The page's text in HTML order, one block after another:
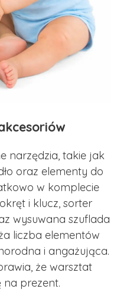
narzędzia, takie jak
oraz elementy do
w komplecie
i klucz, sorter
wysuwana szuflada
liczba elementów
i angażująca.
że warsztat
na prezent.